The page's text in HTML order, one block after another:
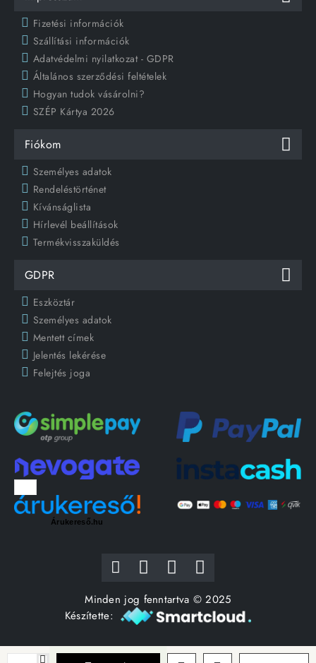
Fizetési információk
Szállítási információk
Adatvédelmi nyilatkozat - GDPR
Általános szerződési feltételek
Hogyan tudok vásárolni?
SZÉP Kártya 2026
Fiókom
Személyes adatok
Rendeléstörténet
Kívánságlista
Hírlevél beállítások
Termékvisszaküldés
GDPR
Eszköztár
Személyes adatok
Mentett címek
Jelentés lekérése
Felejtés joga
Árukereső.hu
Minden jog fenntartva © 2025
Készítette: